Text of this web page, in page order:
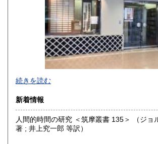
600円 大分県
600円 鹿児島県
600円
続きを読む
新着情報
人間的時間の研究 ＜筑摩叢書 135＞ （ジョルジュ・プーレ
著 ; 井上究一郎 等訳）